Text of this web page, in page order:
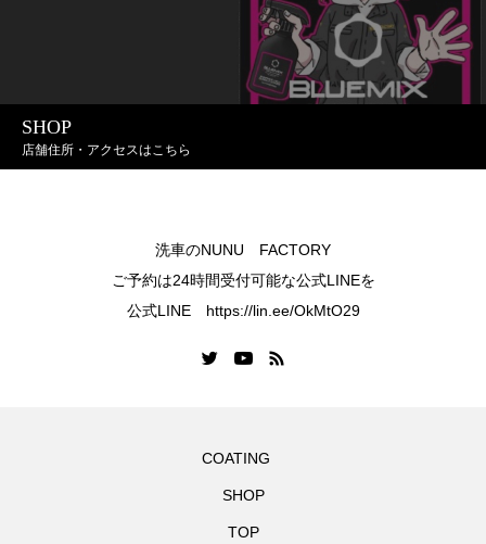
SHOP
店舗住所・アクセスはこちら
洗車のNUNU FACTORY
ご予約は24時間受付可能な公式LINEを
公式LINE https://lin.ee/OkMtO29
COATING
SHOP
TOP